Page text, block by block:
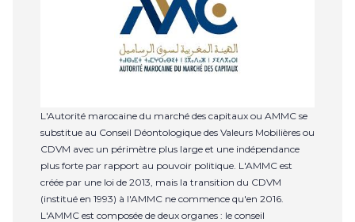
L'Autorité marocaine du marché des capitaux ou AMMC se
substitue au Conseil Déontologique des Valeurs Mobilières ou
CDVM avec un périmètre plus large et une indépendance
plus forte par rapport au pouvoir politique. L'AMMC est
créée par une loi de 2013, mais la transition du CDVM
(institué en 1993) à l'AMMC ne commence qu'en 2016.
L'AMMC est composée de deux organes : le conseil